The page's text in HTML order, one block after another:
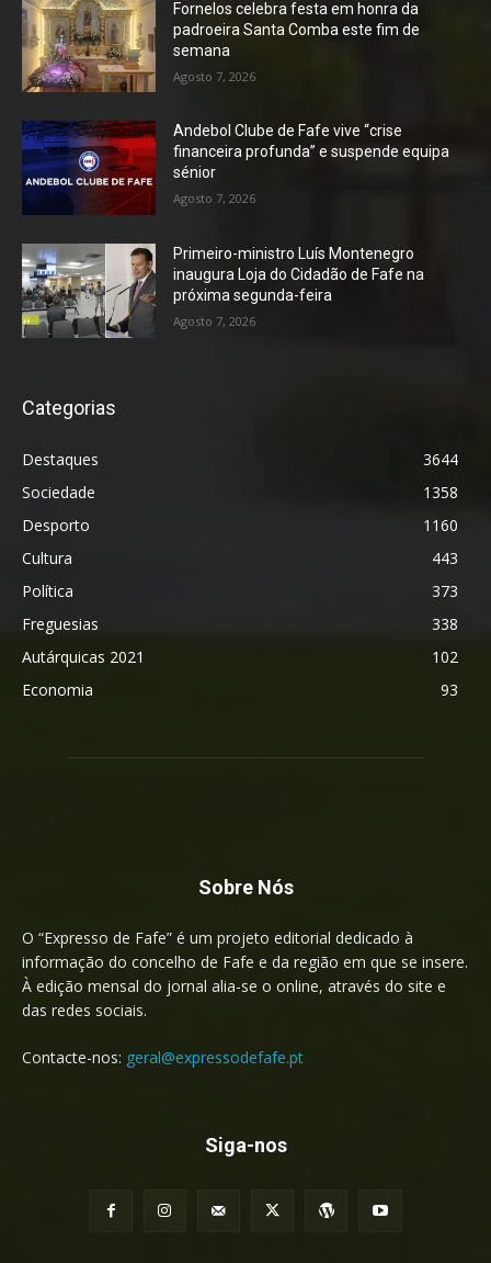
Fornelos celebra festa em honra da
padroeira Santa Comba este fim de
semana
Agosto 7, 2026
Andebol Clube de Fafe vive “crise
financeira profunda” e suspende equipa
sénior
Agosto 7, 2026
Primeiro-ministro Luís Montenegro
inaugura Loja do Cidadão de Fafe na
próxima segunda-feira
Agosto 7, 2026
Categorias
Destaques
3644
Sociedade
1358
Desporto
1160
Cultura
443
Política
373
Freguesias
338
Autárquicas 2021
102
Economia
93
Sobre Nós
O “Expresso de Fafe” é um projeto editorial dedicado à
informação do concelho de Fafe e da região em que se insere.
À edição mensal do jornal alia-se o online, através do site e
das redes sociais.
Contacte-nos: geral@expressodefafe.pt
Siga-nos